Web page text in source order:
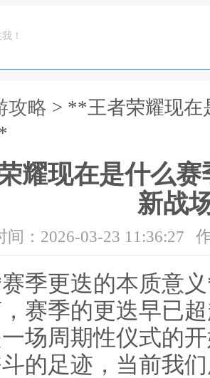
！
攻略 > **王者荣耀现在
耀现在是什么
新战
间：2026-03-23 11:36:27
季更迭的本质意
赛季的更迭早已
场周期性仪式的
的足迹，当前我